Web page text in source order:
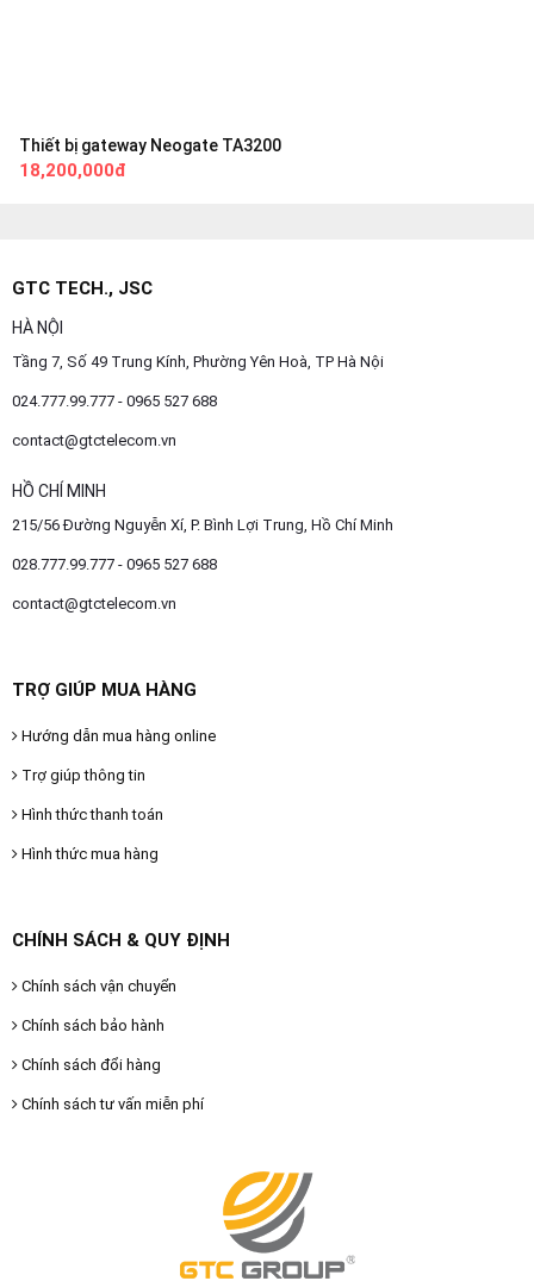
Thiết bị gateway Neogate TA3200
18,200,000đ
GTC TECH., JSC
HÀ NỘI
Tầng 7, Số 49 Trung Kính, Phường Yên Hoà, TP Hà Nội
024.777.99.777 - 0965 527 688
contact@gtctelecom.vn
HỒ CHÍ MINH
215/56 Đường Nguyễn Xí, P. Bình Lợi Trung, Hồ Chí Minh
028.777.99.777 - 0965 527 688
contact@gtctelecom.vn
TRỢ GIÚP MUA HÀNG
Hướng dẫn mua hàng online
Trợ giúp thông tin
Hình thức thanh toán
Hình thức mua hàng
CHÍNH SÁCH & QUY ĐỊNH
Chính sách vận chuyển
Chính sách bảo hành
Chính sách đổi hàng
Chính sách tư vấn miễn phí